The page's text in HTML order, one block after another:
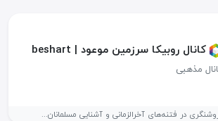
کانال روبیکا سرزمین موعود | beshart
مذهبی
در فتنه‌های آخرالزمانی و آشنایی مسلمانان...